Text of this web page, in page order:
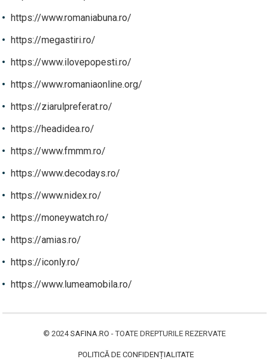
https://www.romaniabuna.ro/
https://megastiri.ro/
https://www.ilovepopesti.ro/
https://www.romaniaonline.org/
https://ziarulpreferat.ro/
https://headidea.ro/
https://www.fmmm.ro/
https://www.decodays.ro/
https://www.nidex.ro/
https://moneywatch.ro/
https://amias.ro/
https://iconly.ro/
https://www.lumeamobila.ro/
© 2024SAFINA.RO - TOATE DREPTURILE REZERVATE
POLITICĂ DE CONFIDENȚIALITATE